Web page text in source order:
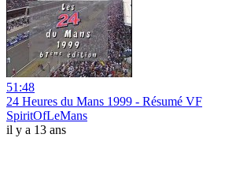
51:48
24 Heures du Mans 1999 - Résumé VF
SpiritOfLeMans
il y a 13 ans